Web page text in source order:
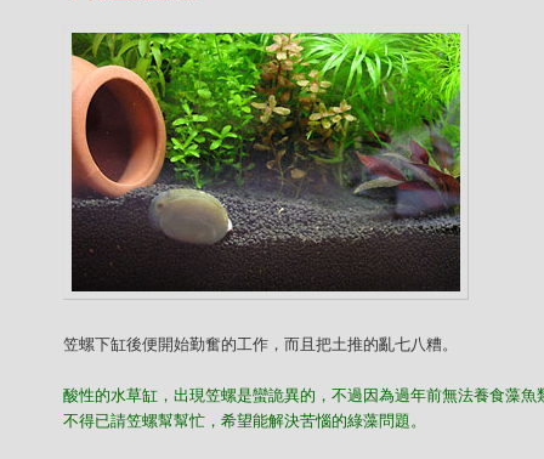
笠螺下缸後便開始勤奮的工作，而且把土推的亂七八糟。
酸性的水草缸，出現笠螺是蠻詭異的，不過因為過年前無法養食藻魚
不得已請笠螺幫幫忙，希望能解決苦惱的綠藻問題。